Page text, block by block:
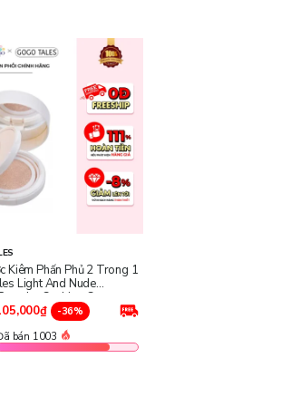
vừa đủ cushion vào miếng bông, thoa lên
phấn lấy một lượng phấn phủ thích hợp và thoa
Kiêm Phấn Phủ 2 Trong 1
Light And Nude
Cushion Cream
-36%
bán 1003